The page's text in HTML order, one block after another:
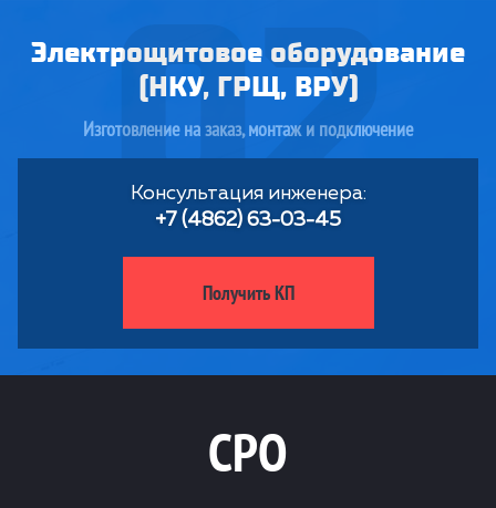
02
Электрощитовое оборудование
(НКУ, ГРЩ, ВРУ)
Изготовление на заказ, монтаж и подключение
Консультация инженера:
+7 (4862) 63-03-45
Получить КП
СРО